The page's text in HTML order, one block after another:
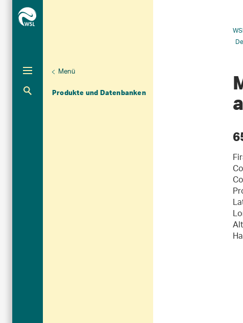
Dendrowissenschaften
Menü
Produkte und Datenbanken
Aktuelle Navigation